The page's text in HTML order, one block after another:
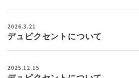
2026.3.21
デュピクセントについて
2025.12.15